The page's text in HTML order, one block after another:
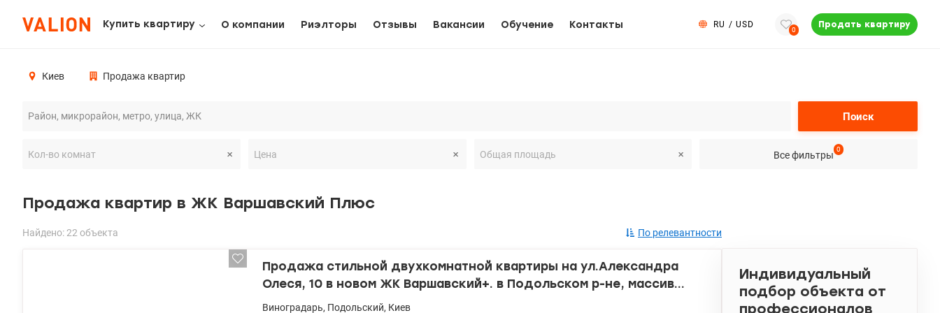
Купить квартиру О компании Риэлторы Отзывы Вакансии Обучение Контакты RU / USD
0
Продать квартиру
Киев Продажа квартир
Поиск
Все фильтры
0
Продажа квартир в ЖК Варшавский Плюс
Найдено: 22 объекта По релевантности
Продажа стильной двухкомнатной квартиры на ул.Александра
Олеся, 10 в новом ЖК Варшавский+. в Подольском р-не, массив
Виноградарь, правый бере
Виноградарь, Подольский, Киев
Индивидуальный
подбор объекта от
профессионалов